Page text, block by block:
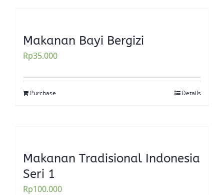
Makanan Bayi Bergizi
Rp35.000
Purchase Details
Makanan Tradisional Indonesia
Seri 1
Rp100.000